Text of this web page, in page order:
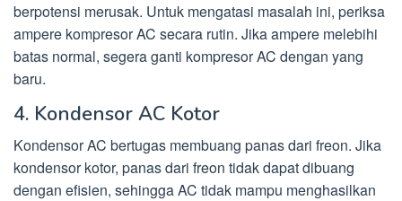
berpotensi merusak. Untuk mengatasi masalah ini, periksa
ampere kompresor AC secara rutin. Jika ampere melebihi
batas normal, segera ganti kompresor AC dengan yang
baru.
4. Kondensor AC Kotor
Kondensor AC bertugas membuang panas dari freon. Jika
kondensor kotor, panas dari freon tidak dapat dibuang
dengan efisien, sehingga AC tidak mampu menghasilkan